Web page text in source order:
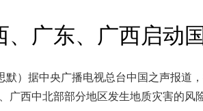
广东、广西启动
）据中央广播电视总台中国之声报
广西中北部部分地区发生地质灾害的